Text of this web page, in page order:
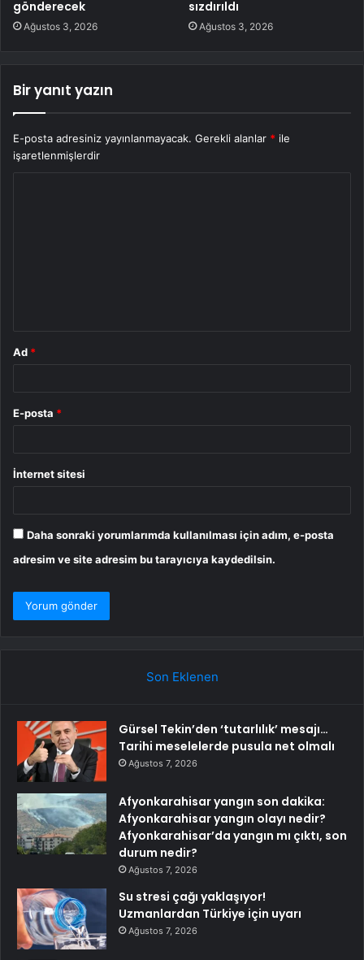
gönderecek
Ağustos 3, 2026
sızdırıldı
Ağustos 3, 2026
Bir yanıt yazın
E-posta adresiniz yayınlanmayacak. Gerekli alanlar * ile
işaretlenmişlerdir
Ad *
E-posta *
İnternet sitesi
Daha sonraki yorumlarımda kullanılması için adım, e-posta
adresim ve site adresim bu tarayıcıya kaydedilsin.
Son Eklenen
Gürsel Tekin’den ‘tutarlılık’ mesajı…
Tarihi meselelerde pusula net olmalı
Ağustos 7, 2026
Afyonkarahisar yangın son dakika:
Afyonkarahisar yangın olayı nedir?
Afyonkarahisar’da yangın mı çıktı, son
durum nedir?
Ağustos 7, 2026
Su stresi çağı yaklaşıyor!
Uzmanlardan Türkiye için uyarı
Ağustos 7, 2026